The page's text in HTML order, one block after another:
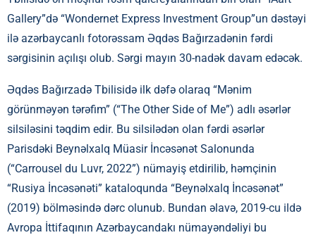
Gallery”də “Wondernet Express Investment Group”un dəstəyi
ilə azərbaycanlı fotorəssam Əqdəs Bağırzadənin fərdi
sərgisinin açılışı olub. Sərgi mayın 30-nadək davam edəcək.
Əqdəs Bağırzadə Tbilisidə ilk dəfə olaraq “Mənim
görünməyən tərəfim” (“The Other Side of Me”) adlı əsərlər
silsiləsini təqdim edir. Bu silsilədən olan fərdi əsərlər
Parisdəki Beynəlxalq Müasir İncəsənət Salonunda
(“Carrousel du Luvr, 2022”) nümayiş etdirilib, həmçinin
“Rusiya İncəsənəti” kataloqunda “Beynəlxalq İncəsənət”
(2019) bölməsində dərc olunub. Bundan əlavə, 2019-cu ildə
Avropa İttifaqının Azərbaycandakı nümayəndəliyi bu